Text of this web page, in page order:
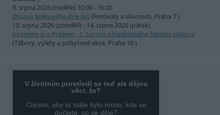
9. srpna 2026 (neděle) 10:00 - 16:00
Oslava Světového dne lvů (Festivaly a slavnosti, Praha 7 )
10. srpna 2026 (pondělí) - 14. srpna 2026 (pátek)
Hrajeme si v Pralese - 2. turnus příměstského letního tábora
(Tábory, výlety a pobytové akce, Praha 19 )